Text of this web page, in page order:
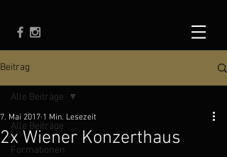
Beitrag
Alle Beiträge
Formationen
Alle Beiträge
2x Wiener Konzerthaus
7. Mai 2017 1 Min. Lesezeit